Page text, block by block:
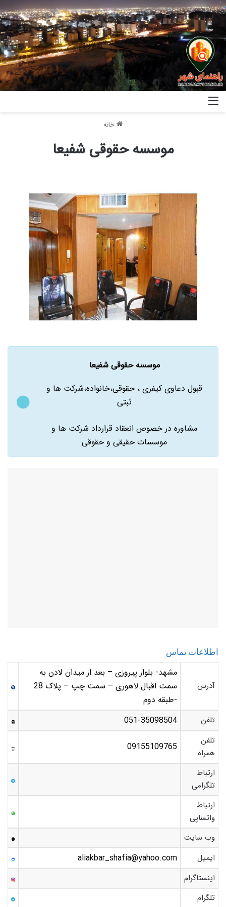
خانه
موسسه حقوقی شفیعا
موسسه حقوقی شفیعا
قبول دعاوی کیفری ، حقوقی،خانواده،شرکت ها و
ثبتی
مشاوره در خصوص انعقاد قرارداد شرکت ها و
موسسات حقیقی و حقوقی
اطلاعات تماس
آدرس
مشهد- بلوار پیروزی – بعد از میدان لادن به
سمت اقبال لاهوری – سمت چپ – پلاک 28
-طبقه دوم
تلفن 051-35098504
تلفن
همراه
09155109765
ارتباط
تلگرامی
ارتباط
واتساپی
وب سایت
ایمیل
aliakbar_shafia@yahoo.com
اینستاگرام
تلگرام